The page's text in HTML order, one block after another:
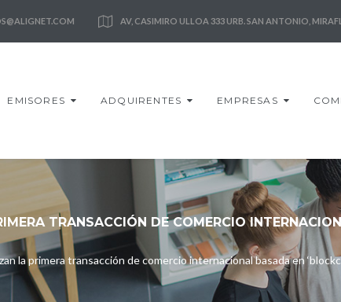
AV, CASIMIRO ULLOA 333 URB. SAN ANTONIO,
EMISORES ADQUIRENTES EMPRESAS
TRANSACCIÓN DE COMERCIO
la primera transacción de comercio internacional basada en